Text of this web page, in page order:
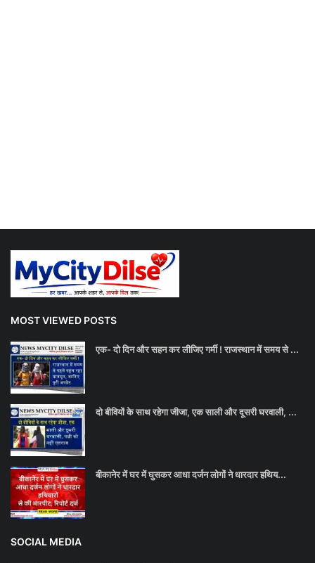
MOST VIEWED POSTS
एक- दो दिन और सहन कर लीजिए गर्मी ! राजस्थान में समय से ...
दो बीवियों के साथ रहेगा जीजा, एक साली और दूसरी घरवाली, ...
बीकानेर में घर में घुसकर आधा दर्जन लोगों ने धारदार हथिय...
SOCIAL MEDIA